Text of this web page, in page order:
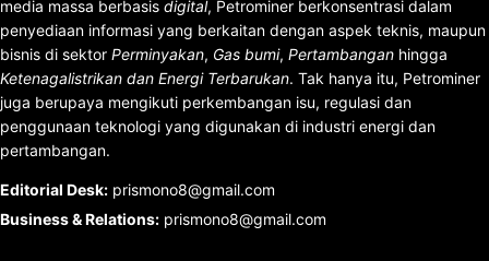
media massa berbasis digital, Petrominer berkonsentrasi dalam
penyediaan informasi yang berkaitan dengan aspek teknis, maupun
bisnis di sektor Perminyakan, Gas bumi, Pertambangan hingga
Ketenagalistrikan dan Energi Terbarukan. Tak hanya itu, Petrominer
juga berupaya mengikuti perkembangan isu, regulasi dan
penggunaan teknologi yang digunakan di industri energi dan
pertambangan.
Editorial Desk: prismono8@gmail.com
Business & Relations: prismono8@gmail.com